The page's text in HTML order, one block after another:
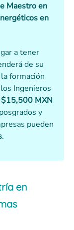
Maestro en
en
a tener
de su
formación
Ingenieros
$15,500 MXN
y
pueden
.
en